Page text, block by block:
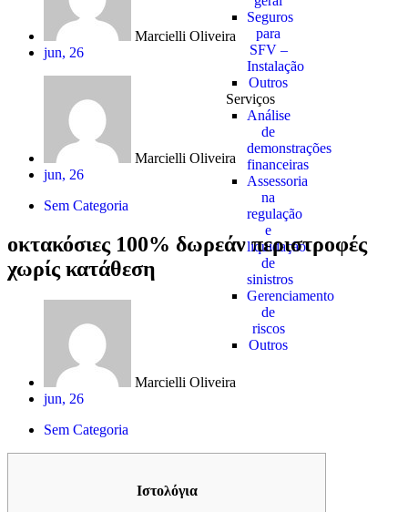
Seguros
para
SFV –
Instalação
Outros
Serviços
Análise
de
demonstrações
financeiras
Assessoria
na
regulação
e
liquidação
de
sinistros
Gerenciamento
de
riscos
Outros
Marcielli Oliveira
jun, 26
Marcielli Oliveira
jun, 26
Sem Categoria
οκτακόσιες 100% δωρεάν περιστροφές
χωρίς κατάθεση
Marcielli Oliveira
jun, 26
Sem Categoria
Ιστολόγια